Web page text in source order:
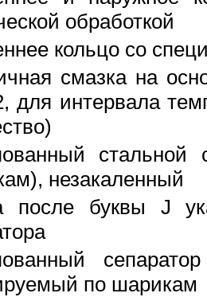
обработкой
кольцо со
смазка на
для интервала
стальной
незакаленный
после буквы J
по шарикам